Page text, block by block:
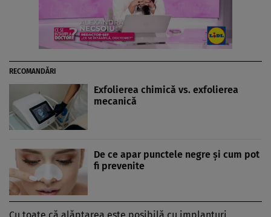
RECOMANDĂRI
Exfolierea chimică vs. exfolierea
mecanică
De ce apar punctele negre și cum pot
fi prevenite
Cu toate că alăptarea este posibilă cu implanturi